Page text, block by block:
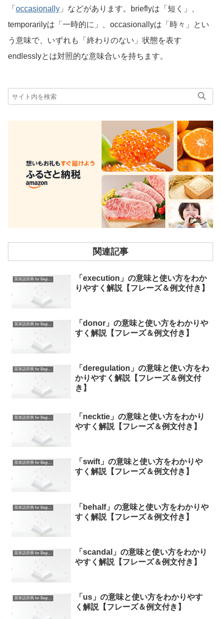
「 occasionally 」などがあります。brieflyは「短く」、
temporarilyは「一時的に」、occasionallyは「時々」とい
う意味で、いずれも「終わりのない」状態を表す
endlesslyとは対照的な意味合いを持ちます。
関連記事
英単語辞典 for Beginners
「execution」の意味と使い方をわか
りやすく解説【フレーズ＆例文付き】
英単語辞典 for Beginners
「donor」の意味と使い方をわかりや
すく解説【フレーズ＆例文付き】
英単語辞典 for Beginners
「deregulation」の意味と使い方をわ
かりやすく解説【フレーズ＆例文付
き】
英単語辞典 for Beginners
「necktie」の意味と使い方をわかり
やすく解説【フレーズ＆例文付き】
英単語辞典 for Beginners
「swift」の意味と使い方をわかりや
すく解説【フレーズ＆例文付き】
英単語辞典 for Beginners
「behalf」の意味と使い方をわかりや
すく解説【フレーズ＆例文付き】
英単語辞典 for Beginners
「scandal」の意味と使い方をわかり
やすく解説【フレーズ＆例文付き】
英単語辞典 for Beginners
「us」の意味と使い方をわかりやす
く解説【フレーズ＆例文付き】